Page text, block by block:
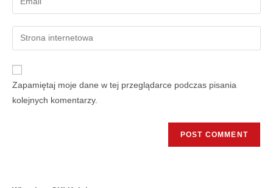
Zapamiętaj moje dane w tej przeglądarce podczas pisania
kolejnych komentarzy.